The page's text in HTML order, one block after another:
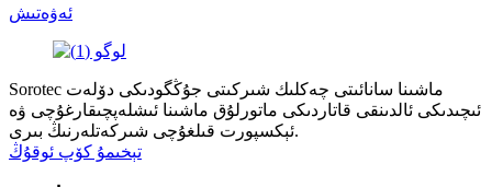
ئەۋەتىش
Sorotec ماشىنا سانائىتى چەكلىك شىركىتى جۇڭگودىكى دۆلەت
ئىچىدىكى ئالدىنقى قاتاردىكى ماتورلۇق ماشىنا ئىشلەپچىقارغۇچى ۋە
ئېكسپورت قىلغۇچى شىركەتلەرنىڭ بىرى.
تېخىمۇ كۆپ ئوقۇڭ